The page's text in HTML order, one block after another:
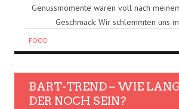
Genussmomente waren voll nach
Geschmack: Wir schlemmten uns
FOOD
BART-TREND – WIE
DER NOCH SEIN?